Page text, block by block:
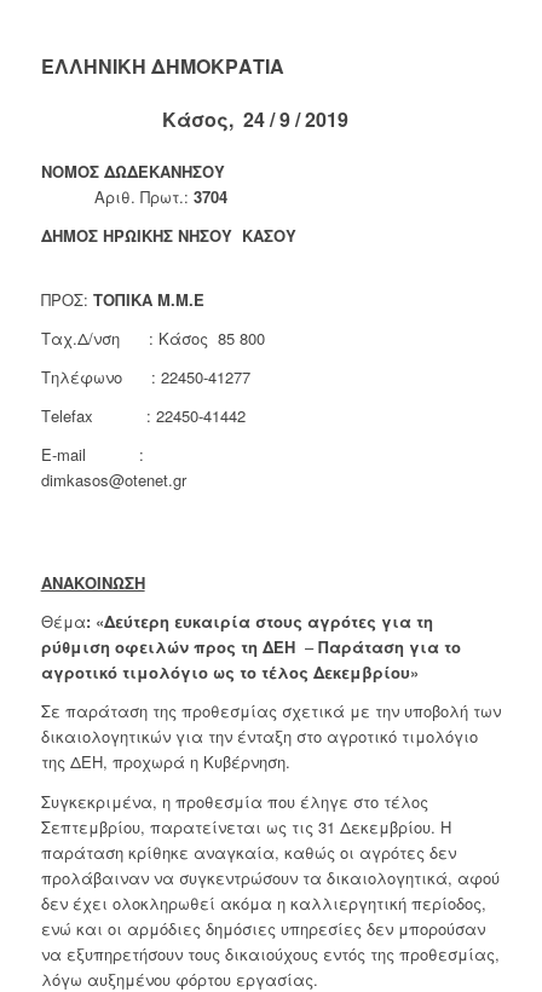
ΕΛΛΗΝΙΚΗ ΔΗΜΟΚΡΑΤΙΑ
Κάσος, 24 / 9 / 2019
ΝΟΜΟΣ ΔΩΔΕΚΑΝΗΣΟΥ
Αριθ. Πρωτ.: 3704
ΔΗΜΟΣ ΗΡΩΙΚΗΣ ΝΗΣΟΥ ΚΑΣΟΥ
ΠΡΟΣ: ΤΟΠΙΚΑ Μ.Μ.Ε
Ταχ.Δ/νση : Κάσος 85 800
Τηλέφωνο : 22450-41277
Τelefax : 22450-41442
E-mail
:
dimkasos@otenet.gr
ΑΝΑΚΟΙΝΩΣΗ
Θέμα: «Δεύτερη ευκαιρία στους αγρότες για τη
ρύθμιση οφειλών προς τη ΔΕΗ–Παράταση για το
αγροτικό τιμολόγιο ως το τέλος Δεκεμβρίου»
Σε παράταση της προθεσμίας σχετικά με την υποβολή των
δικαιολογητικών για την ένταξη στο αγροτικό τιμολόγιο
της ΔΕΗ, προχωρά η Κυβέρνηση.
Συγκεκριμένα, η προθεσμία που έληγε στο τέλος
Σεπτεμβρίου, παρατείνεται ως τις 31 Δεκεμβρίου. Η
παράταση κρίθηκε αναγκαία, καθώς οι αγρότες δεν
προλάβαιναν να συγκεντρώσουν τα δικαιολογητικά, αφού
δεν έχει ολοκληρωθεί ακόμα η καλλιεργητική περίοδος,
ενώ και οι αρμόδιες δημόσιες υπηρεσίες δεν μπορούσαν
να εξυπηρετήσουν τους δικαιούχους εντός της προθεσμίας,
λόγω αυξημένου φόρτου εργασίας.